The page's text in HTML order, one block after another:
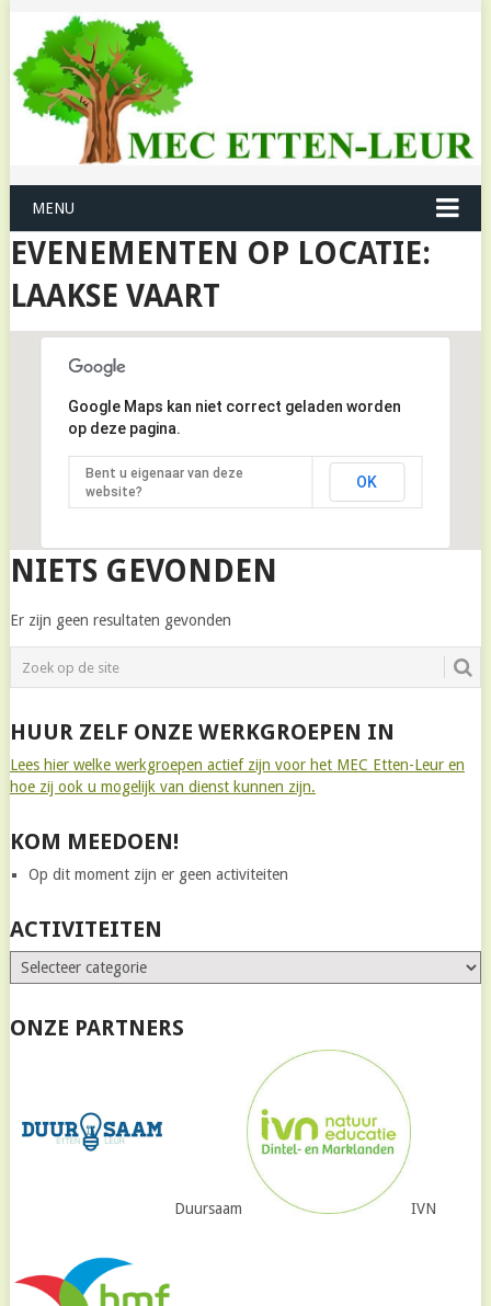
MENU
EVENEMENTEN OP LOCATIE:
LAAKSE VAART
Google Maps kan niet correct geladen worden
op deze pagina.
Bent u eigenaar van deze
website?
OK
NIETS GEVONDEN
Er zijn geen resultaten gevonden
HUUR ZELF ONZE WERKGROEPEN IN
Lees hier welke werkgroepen actief zijn voor het MEC Etten-Leur en
hoe zij ook u mogelijk van dienst kunnen zijn.
KOM MEEDOEN!
Op dit moment zijn er geen activiteiten
ACTIVITEITEN
ONZE PARTNERS
Duursaam IVN